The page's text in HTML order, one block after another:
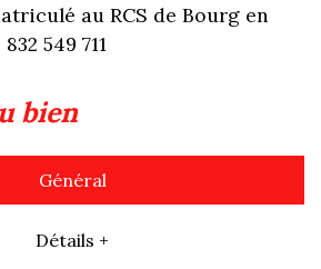
au RCS de Bourg en
549 711
bien
Général
Détails +